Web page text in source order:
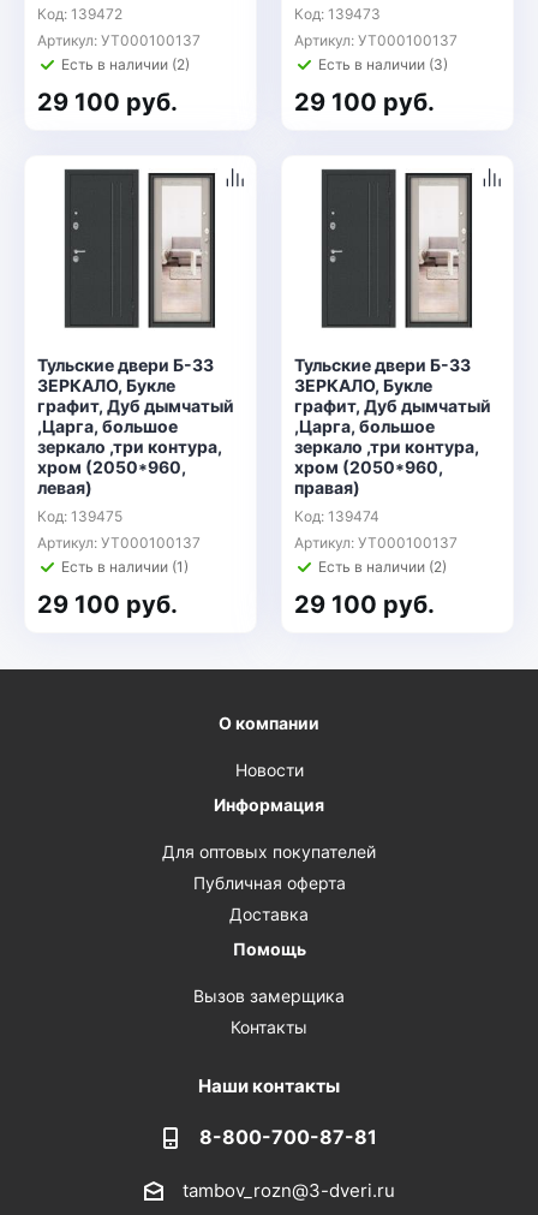
Код: 139472
Артикул: УТ000100137
Есть в наличии (2)
29 100 руб.
Код: 139473
Артикул: УТ000100137
Есть в наличии (3)
29 100 руб.
Тульские двери Б-33
ЗЕРКАЛО, Букле
графит, Дуб дымчатый
,Царга, большое
зеркало ,три контура,
хром (2050*960,
левая)
Код: 139475
Артикул: УТ000100137
Есть в наличии (1)
29 100 руб.
Тульские двери Б-33
ЗЕРКАЛО, Букле
графит, Дуб дымчатый
,Царга, большое
зеркало ,три контура,
хром (2050*960,
правая)
Код: 139474
Артикул: УТ000100137
Есть в наличии (2)
29 100 руб.
О компании
Новости
Информация
Для оптовых покупателей
Публичная оферта
Доставка
Помощь
Вызов замерщика
Контакты
Наши контакты
8-800-700-87-81
tambov_rozn@3-dveri.ru